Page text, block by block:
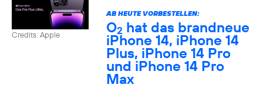
Credits: Apple
AB HEUTE VORBESTELLEN:
O2 hat das brandneue
iPhone 14, iPhone 14
Plus, iPhone 14 Pro
und iPhone 14 Pro
Max